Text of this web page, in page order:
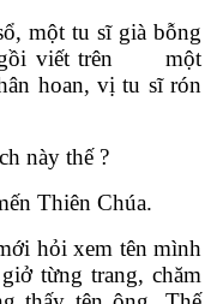
một tu sĩ già bỗng
ngồi viết trên một
hoan, vị tu sĩ rón
này thế ?
Thiên Chúa.
hỏi xem tên mình
từng trang, chăm